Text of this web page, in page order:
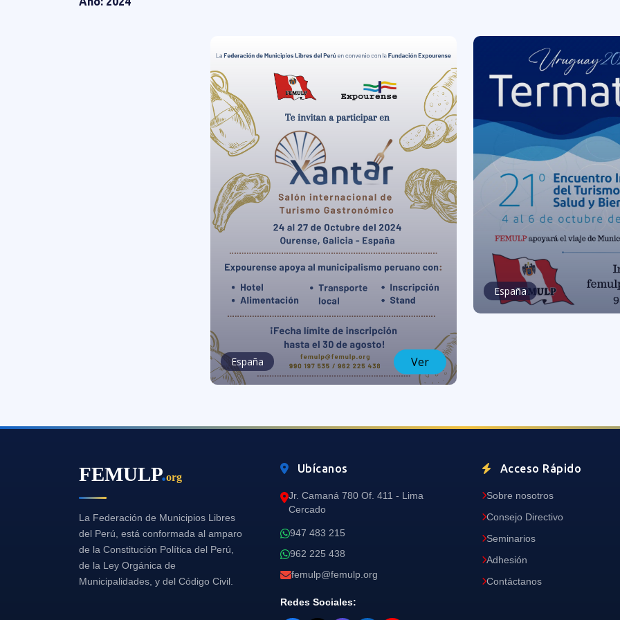
España Ver
España
FEMULP.org
La Federación de Municipios Libres
del Perú, está conformada al amparo
de la Constitución Política del Perú,
de la Ley Orgánica de
Municipalidades, y del Código Civil.
Ubícanos
Jr. Camaná 780 Of. 411 - Lima
Cercado
947 483 215
962 225 438
femulp@femulp.org
Redes Sociales:
Acceso Rápido
Sobre nosotros
Consejo Directivo
Seminarios
Adhesión
Contáctanos